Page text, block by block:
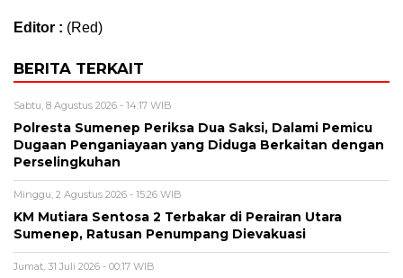
Editor : (Red)
BERITA TERKAIT
Sabtu, 8 Agustus 2026 - 14:17 WIB
Polresta Sumenep Periksa Dua Saksi, Dalami Pemicu
Dugaan Penganiayaan yang Diduga Berkaitan dengan
Perselingkuhan
Minggu, 2 Agustus 2026 - 15:26 WIB
KM Mutiara Sentosa 2 Terbakar di Perairan Utara
Sumenep, Ratusan Penumpang Dievakuasi
Jumat, 31 Juli 2026 - 00:17 WIB